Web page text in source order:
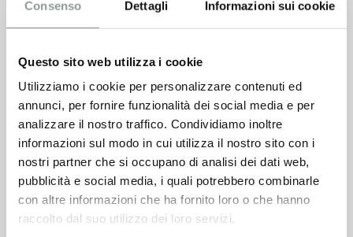
Consenso Dettagli Informazioni sui cookie
Questo sito web utilizza i cookie
Utilizziamo i cookie per personalizzare contenuti ed
annunci, per fornire funzionalità dei social media e per
analizzare il nostro traffico. Condividiamo inoltre
informazioni sul modo in cui utilizza il nostro sito con i
nostri partner che si occupano di analisi dei dati web,
pubblicità e social media, i quali potrebbero combinarle
con altre informazioni che ha fornito loro o che hanno
raccolto dal suo utilizzo dei loro servizi.